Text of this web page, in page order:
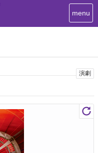
T
o
i
menu
演劇